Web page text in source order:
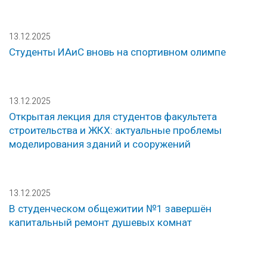
13.12.2025
Студенты ИАиС вновь на спортивном олимпе
13.12.2025
Открытая лекция для студентов факультета
строительства и ЖКХ: актуальные проблемы
моделирования зданий и сооружений
13.12.2025
В студенческом общежитии №1 завершён
капитальный ремонт душевых комнат